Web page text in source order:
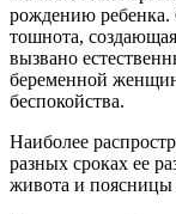
рождению ребенка.
тошнота,
вызвано
беременной
беспокойства.
Наиболее
разных сроках ее
живота и поясницы